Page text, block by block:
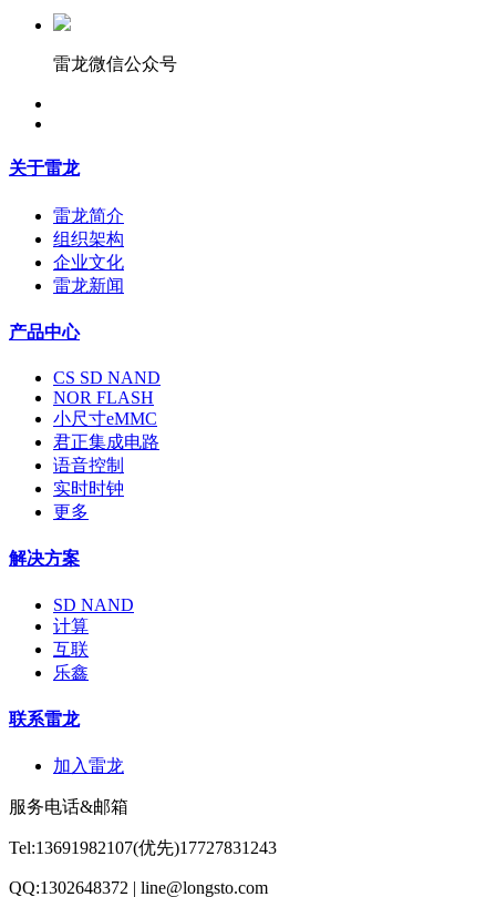
雷龙微信公众号
关于雷龙
雷龙简介
组织架构
企业文化
雷龙新闻
产品中心
CS SD NAND
NOR FLASH
小尺寸eMMC
君正集成电路
语音控制
实时时钟
更多
解决方案
SD NAND
计算
互联
乐鑫
联系雷龙
加入雷龙
服务电话&邮箱
Tel:13691982107(优先)17727831243
QQ:1302648372 | line@longsto.com